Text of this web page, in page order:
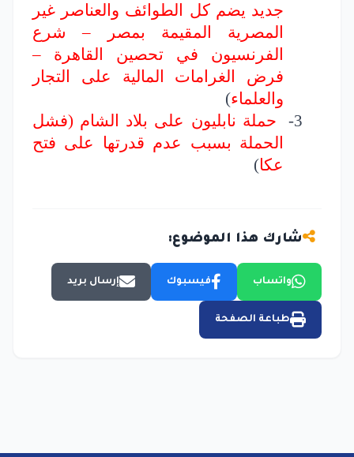
جديد يضم كل الطوائف والعناصر غير
المصرية المقيمة بمصر – شرع
الفرنسيون في تحصين القاهرة –
فرض الغرامات المالية على التجار
والعلماء)
3-
حملة نابليون على بلاد الشام (فشل
الحملة بسبب عدم قدرتها على فتح
عكا)
شارك هذا الموضوع:
واتساب فيسبوك إرسال بريد
طباعة الصفحة